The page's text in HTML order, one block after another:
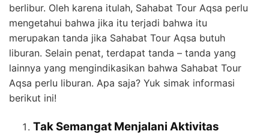
berlibur. Oleh karena itulah, Sahabat Tour Aqsa perlu
mengetahui bahwa jika itu terjadi bahwa itu
merupakan tanda jika Sahabat Tour Aqsa butuh
liburan. Selain penat, terdapat tanda – tanda yang
lainnya yang mengindikasikan bahwa Sahabat Tour
Aqsa perlu liburan. Apa saja? Yuk simak informasi
berikut ini!
Tak Semangat Menjalani Aktivitas